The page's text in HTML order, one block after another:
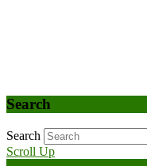
Search
Search
Scroll Up